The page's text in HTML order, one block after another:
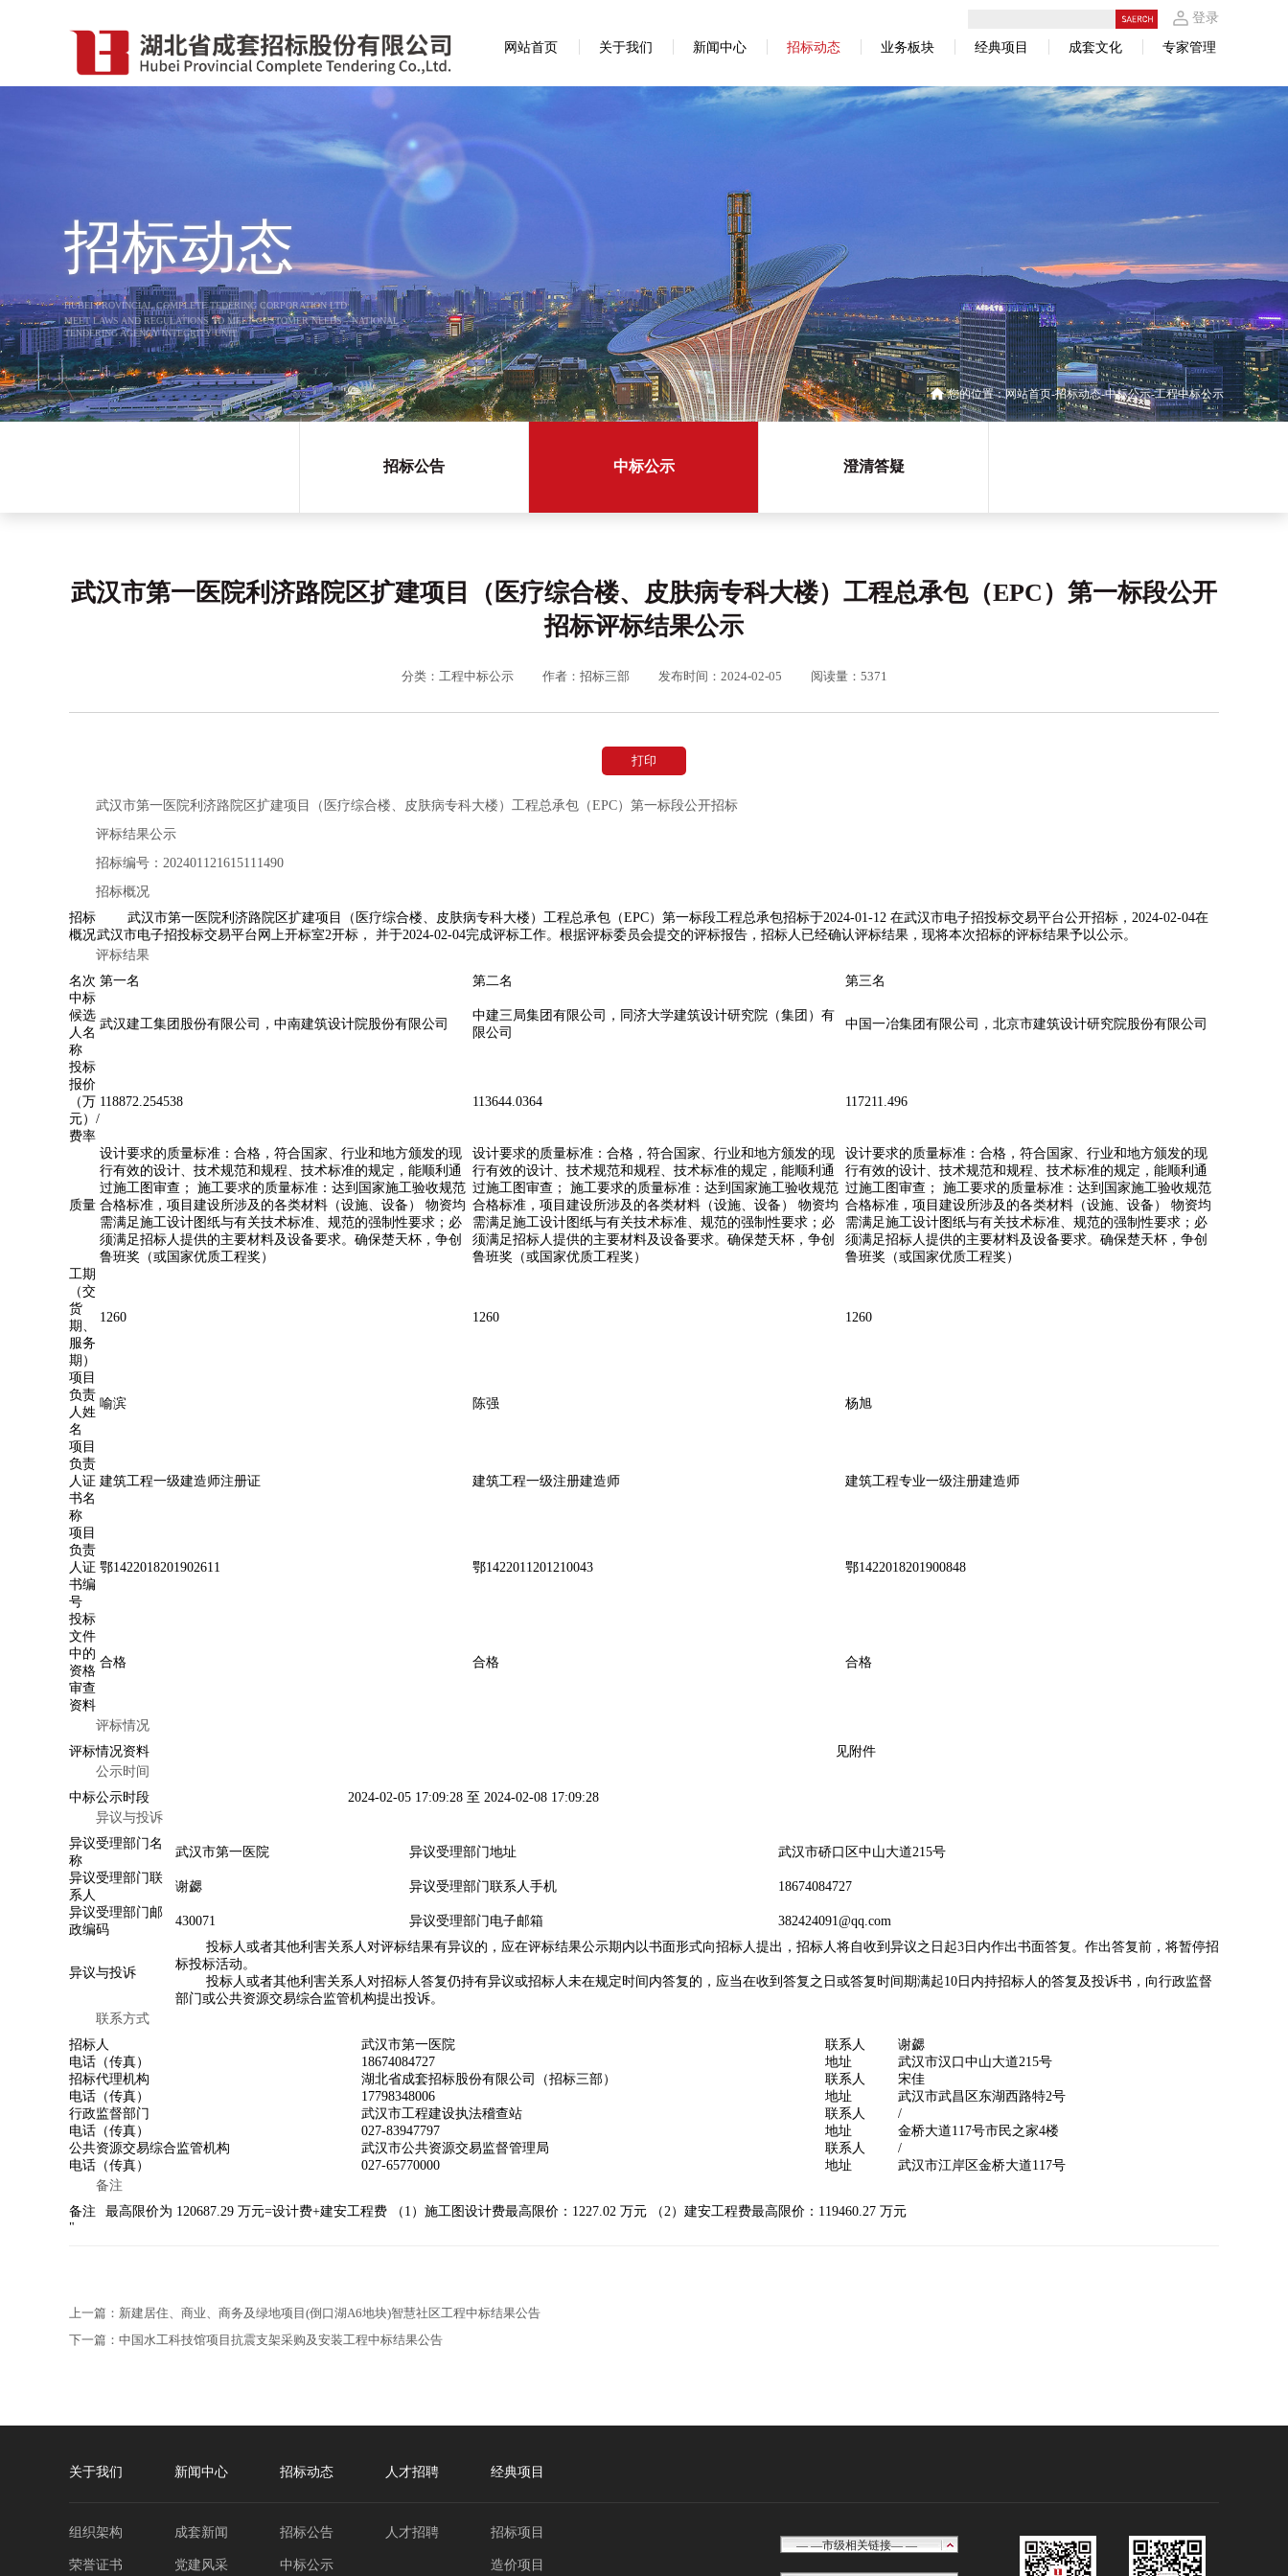
登录
网站首页 关于我们 新闻中心 招标动态 业务板块 经典项目 成套文化 专家管理
招标动态
HUBEI PROVINCIAL COMPLETE TEDERING CORPORATION LTD
MEET LAWS AND REGULATIONS TO MEET CUSTOMER NEEDS，NATIONAL
TENDERING AGENCY INTEGRITY UNIT
您的位置：网站首页 招标动态 中标公示 工程中标公示
招标公告 中标公示 澄清答疑
武汉市第一医院利济路院区扩建项目（医疗综合楼、皮肤病专科大楼）工程总承包（EPC）第一标段公开
招标评标结果公示
分类：工程中标公示 作者：招标三部 发布时间：2024-02-05 阅读量：5371
打印
武汉市第一医院利济路院区扩建项目（医疗综合楼、皮肤病专科大楼）工程总承包（EPC）第一标段公开招标
评标结果公示
招标编号：202401121615111490
招标概况
招标
概况
武汉市第一医院利济路院区扩建项目（医疗综合楼、皮肤病专科大楼）工程总承包（EPC）第一标段工程总承包招标于2024-01-12 在武汉市电子招投标交易平台公开招标，2024-02-04在
武汉市电子招投标交易平台网上开标室2开标， 并于2024-02-04完成评标工作。根据评标委员会提交的评标报告，招标人已经确认评标结果，现将本次招标的评标结果予以公示。
评标结果
名次 第一名 第二名
第三名
中标
候选
人名
称
武汉建工集团股份有限公司，中南建筑设计院股份有限公司
中建三局集团有限公司，同济大学建筑设计研究院（集团）有
限公司
中国一冶集团有限公司，北京市建筑设计研究院股份有限公司
投标
报价
（万
元）/
费率
118872.254538 113644.0364 117211.496
质量
设计要求的质量标准：合格，符合国家、行业和地方颁发的现
行有效的设计、技术规范和规程、技术标准的规定，能顺利通
过施工图审查； 施工要求的质量标准：达到国家施工验收规范
合格标准，项目建设所涉及的各类材料（设施、设备） 物资均
需满足施工设计图纸与有关技术标准、规范的强制性要求；必
须满足招标人提供的主要材料及设备要求。确保楚天杯，争创
鲁班奖（或国家优质工程奖）
设计要求的质量标准：合格，符合国家、行业和地方颁发的现
行有效的设计、技术规范和规程、技术标准的规定，能顺利通
过施工图审查； 施工要求的质量标准：达到国家施工验收规范
合格标准，项目建设所涉及的各类材料（设施、设备） 物资均
需满足施工设计图纸与有关技术标准、规范的强制性要求；必
须满足招标人提供的主要材料及设备要求。确保楚天杯，争创
鲁班奖（或国家优质工程奖）
设计要求的质量标准：合格，符合国家、行业和地方颁发的现
行有效的设计、技术规范和规程、技术标准的规定，能顺利通
过施工图审查； 施工要求的质量标准：达到国家施工验收规范
合格标准，项目建设所涉及的各类材料（设施、设备） 物资均
需满足施工设计图纸与有关技术标准、规范的强制性要求；必
须满足招标人提供的主要材料及设备要求。确保楚天杯，争创
鲁班奖（或国家优质工程奖）
工期
（交
货
期、
服务
期）
1260 1260 1260
项目
负责
人姓
名
喻滨 陈强 杨旭
项目
负责
人证
书名
称
建筑工程一级建造师注册证 建筑工程一级注册建造师 建筑工程专业一级注册建造师
项目
负责
人证
书编
号
鄂1422018201902611 鄂1422011201210043 鄂1422018201900848
投标
文件
中的
资格
审查
资料
合格 合格 合格
评标情况
评标情况资料
见附件
公示时间
中标公示时段
2024-02-05 17:09:28 至 2024-02-08 17:09:28
异议与投诉
异议受理部门名
称
武汉市第一医院 异议受理部门地址
武汉市硚口区中山大道215号
异议受理部门联
系人
谢勰 异议受理部门联系人手机
18674084727
异议受理部门邮
政编码
430071 异议受理部门电子邮箱 382424091@qq.com
异议与投诉
投标人或者其他利害关系人对评标结果有异议的，应在评标结果公示期内以书面形式向招标人提出，招标人将自收到异议之日起3日内作出书面答复。作出答复前，将暂停招
标投标活动。
投标人或者其他利害关系人对招标人答复仍持有异议或招标人未在规定时间内答复的，应当在收到答复之日或答复时间期满起10日内持招标人的答复及投诉书，向行政监督
部门或公共资源交易综合监管机构提出投诉。
联系方式
招标人
武汉市第一医院 联系人
谢勰
电话（传真）
18674084727 地址
武汉市汉口中山大道215号
招标代理机构
湖北省成套招标股份有限公司（招标三部） 联系人
宋佳
电话（传真）
17798348006 地址
武汉市武昌区东湖西路特2号
行政监督部门
武汉市工程建设执法稽查站 联系人
/
电话（传真）
027-83947797 地址
金桥大道117号市民之家4楼
公共资源交易综合监管机构
武汉市公共资源交易监督管理局 联系人
/
电话（传真）
027-65770000 地址
武汉市江岸区金桥大道117号
备注
备注
最高限价为 120687.29 万元=设计费+建安工程费 （1）施工图设计费最高限价：1227.02 万元 （2）建安工程费最高限价：119460.27 万元
"
上一篇： 新建居住、商业、商务及绿地项目(倒口湖A6地块)智慧社区工程中标结果公告
下一篇： 中国水工科技馆项目抗震支架采购及安装工程中标结果公告
关于我们 新闻中心 招标动态 人才招聘 经典项目
组织架构
荣誉证书
成套新闻
党建风采
招标公告
中标公示
人才招聘 招标项目
造价项目